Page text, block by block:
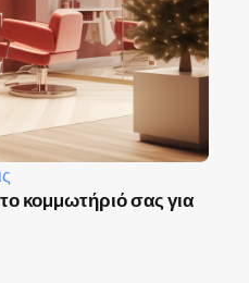
κομμωτήριό σας για